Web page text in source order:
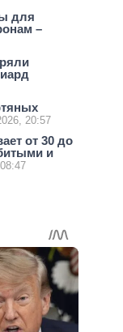
для
–
20:57
от 30 до
и